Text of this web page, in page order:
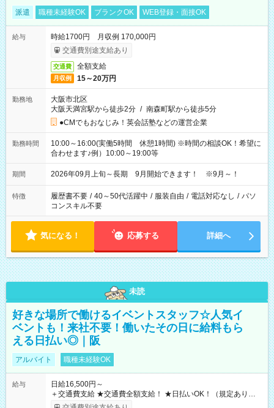
派遣 職種未経験OK ブランクOK WEB登録・面接OK
給与
時給1700円 月収例 170,000円
交通費別途支給あり
交通費 全額支給
月収例 15～20万円
勤務地
大阪市北区
大阪天満宮駅から徒歩2分 / 南森町駅から徒歩5分
●CMでもおなじみ！英会話塾などの運営企業
勤務時間
10:00～16:00(実働5時間 休憩1時間) ※時間の相談OK！希望に
合わせます♪例）10:00～19:00等
期間 2026年09月上旬～長期 9月開始できます！ ※9月～！
特徴 履歴書不要 / 40～50代活躍中 / 服装自由 / 電話対応なし / パソ
コンスキル不要
気になる！ 応募する 詳細へ
未読
好きな場所で働けるイベントスタッフ☆人気イ
ベントも！来社不要！働いたその日に給料もら
える日払い◎｜阪
アルバイト 職種未経験OK
給与
日給16,500円～
＋交通費支給 ★交通費全額支給！ ★日払いOK！（規定あり） ┗
働いたその日に現金GET♪ お仕事後はコンビニATMから 日払